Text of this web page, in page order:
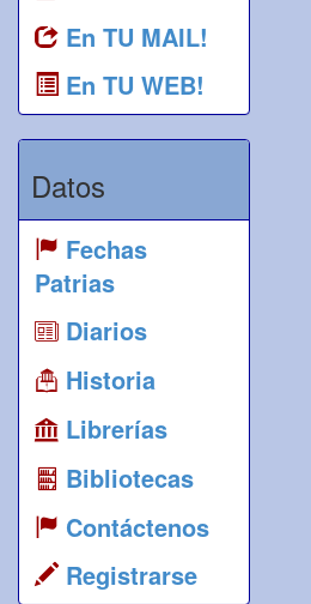
En TU MAIL!
En TU WEB!
Datos
Fechas
Patrias
Diarios
Historia
Librerías
Bibliotecas
Contáctenos
Registrarse